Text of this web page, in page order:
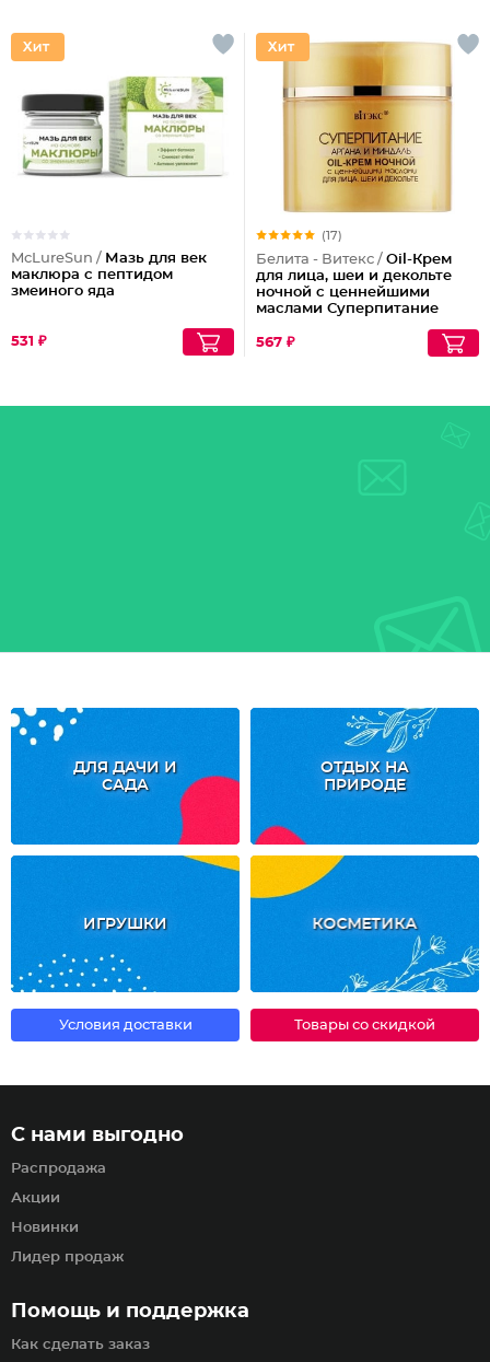
McLureSun / Мазь для век
маклюра с пептидом
змеиного яда
531 ₽
(17)
Белита - Витекс / Oil-Крем
для лица, шеи и декольте
ночной с ценнейшими
маслами Суперпитание
567 ₽
ДЛЯ ДАЧИ И
САДА
ОТДЫХ НА
ПРИРОДЕ
ИГРУШКИ КОСМЕТИКА
Условия доставки Товары со скидкой
Помощь и поддержка
Как сделать заказ
С нами выгодно
Распродажа
Акции
Новинки
Лидер продаж